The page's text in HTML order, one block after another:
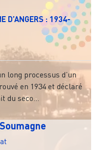
D’ANGERS : 1934-
long processus d’un
en 1934 et déclaré
du seco...